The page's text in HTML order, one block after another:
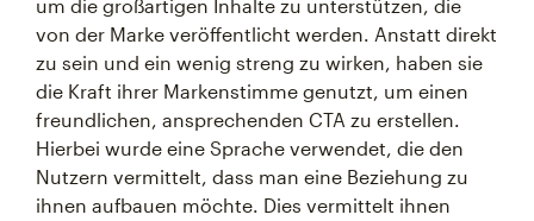
um die großartigen Inhalte zu unterstützen, die
von der Marke veröffentlicht werden. Anstatt direkt
zu sein und ein wenig streng zu wirken, haben sie
die Kraft ihrer Markenstimme genutzt, um einen
freundlichen, ansprechenden CTA zu erstellen.
Hierbei wurde eine Sprache verwendet, die den
Nutzern vermittelt, dass man eine Beziehung zu
ihnen aufbauen möchte. Dies vermittelt ihnen